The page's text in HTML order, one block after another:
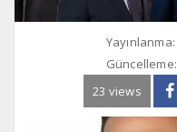
Yayınlanma:
Güncelleme:
23 views